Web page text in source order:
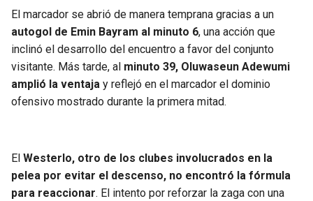
El marcador se abrió de manera temprana gracias a un
autogol de Emin Bayram al minuto 6, una acción que
inclinó el desarrollo del encuentro a favor del conjunto
visitante. Más tarde, al minuto 39, Oluwaseun Adewumi
amplió la ventaja y reflejó en el marcador el dominio
ofensivo mostrado durante la primera mitad.
El Westerlo, otro de los clubes involucrados en la
pelea por evitar el descenso, no encontró la fórmula
para reaccionar. El intento por reforzar la zaga con una